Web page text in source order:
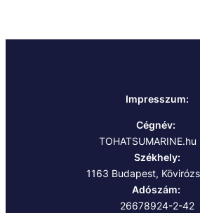
Impresszum:
Cégnév:
TOHATSUMARINE.hu
Székhely:
1163 Budapest,
Adószám:
26678924-2-42